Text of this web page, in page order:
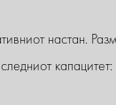
настан.